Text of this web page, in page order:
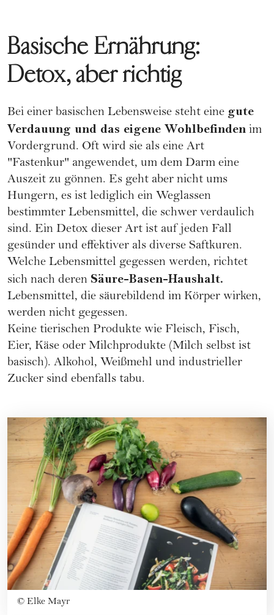
Basische Ernährung:
Detox, aber richtig
Bei einer basischen Lebensweise steht eine gute
Verdauung und das eigene Wohlbefinden im
Vordergrund. Oft wird sie als eine Art
"Fastenkur" angewendet, um dem Darm eine
Auszeit zu gönnen. Es geht aber nicht ums
Hungern, es ist lediglich ein Weglassen
bestimmter Lebensmittel, die schwer verdaulich
sind. Ein Detox dieser Art ist auf jeden Fall
gesünder und effektiver als diverse Saftkuren.
Welche Lebensmittel gegessen werden, richtet
sich nach deren Säure-Basen-Haushalt.
Lebensmittel, die säurebildend im Körper wirken,
werden nicht gegessen.
Keine tierischen Produkte wie Fleisch, Fisch,
Eier, Käse oder Milchprodukte (Milch selbst ist
basisch). Alkohol, Weißmehl und industrieller
Zucker sind ebenfalls tabu.
© Elke Mayr